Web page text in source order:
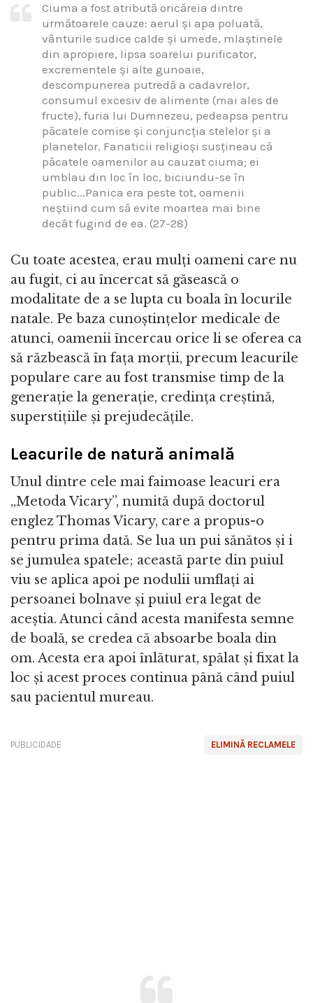
Ciuma a fost atribută oricăreia dintre
următoarele cauze: aerul și apa poluată,
vânturile sudice calde și umede, mlaștinele
din apropiere, lipsa soarelui purificator,
excrementele și alte gunoaie,
descompunerea putredă a cadavrelor,
consumul excesiv de alimente (mai ales de
fructe), furia lui Dumnezeu, pedeapsa pentru
păcatele comise și conjuncția stelelor și a
planetelor. Fanaticii religioși susțineau că
păcatele oamenilor au cauzat ciuma; ei
umblau din loc în loc, biciundu-se în
public...Panica era peste tot, oamenii
neștiind cum să evite moartea mai bine
decât fugind de ea. (27-28)
Cu toate acestea, erau mulți oameni care nu
au fugit, ci au încercat să găsească o
modalitate de a se lupta cu boala în locurile
natale. Pe baza cunoștințelor medicale de
atunci, oamenii încercau orice li se oferea ca
să răzbească în fața morții, precum leacurile
populare care au fost transmise timp de la
generație la generație, credința creștină,
superstițiile și prejudecățile.
Leacurile de natură animală
Unul dintre cele mai faimoase leacuri era
„Metoda Vicary”, numită după doctorul
englez Thomas Vicary, care a propus-o
pentru prima dată. Se lua un pui sănătos și i
se jumulea spatele; această parte din puiul
viu se aplica apoi pe nodulii umflați ai
persoanei bolnave și puiul era legat de
aceștia. Atunci când acesta manifesta semne
de boală, se credea că absoarbe boala din
om. Acesta era apoi înlăturat, spălat și fixat la
loc și acest proces continua până când puiul
sau pacientul mureau.
ELIMINĂ RECLAMELE
PUBLICIDADE